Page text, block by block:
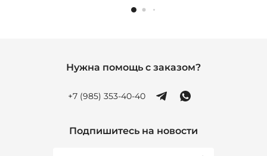
Нужна помощь с заказом?
+7 (985) 353-40-40
Подпишитесь на новости